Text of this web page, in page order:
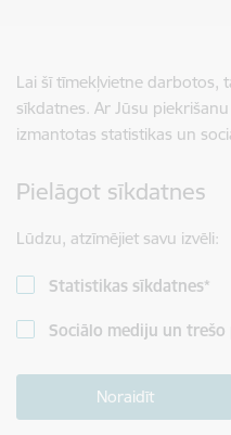
Lai šī tīmekļvietne darbotos,
sīkdatnes. Ar Jūsu
izmantotas statistikas un
Pielāgot sīkdatnes
Lūdzu, atzīmējiet savu izvēli:
Statistikas sīkdatnes*
Sociālo mediju un
Noraidīt